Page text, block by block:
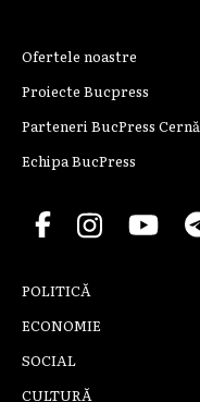
Ofertele noastre
Proiecte Bucpress
Parteneri BucPress
Echipa BucPress
POLITICĂ
ECONOMIE
SOCIAL
CULTURĂ